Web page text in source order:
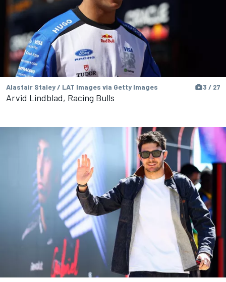
Alastair Staley / LAT Images via Getty Images 3 / 27
Arvid Lindblad, Racing Bulls